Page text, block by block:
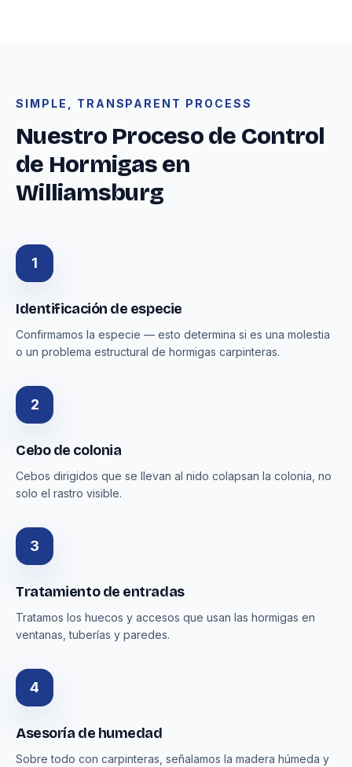
SIMPLE, TRANSPARENT PROCESS
Nuestro Proceso de Control
de Hormigas en
Williamsburg
1
Identificación de especie
Confirmamos la especie — esto determina si es una molestia
o un problema estructural de hormigas carpinteras.
2
Cebo de colonia
Cebos dirigidos que se llevan al nido colapsan la colonia, no
solo el rastro visible.
3
Tratamiento de entradas
Tratamos los huecos y accesos que usan las hormigas en
ventanas, tuberías y paredes.
4
Asesoría de humedad
Sobre todo con carpinteras, señalamos la madera húmeda y